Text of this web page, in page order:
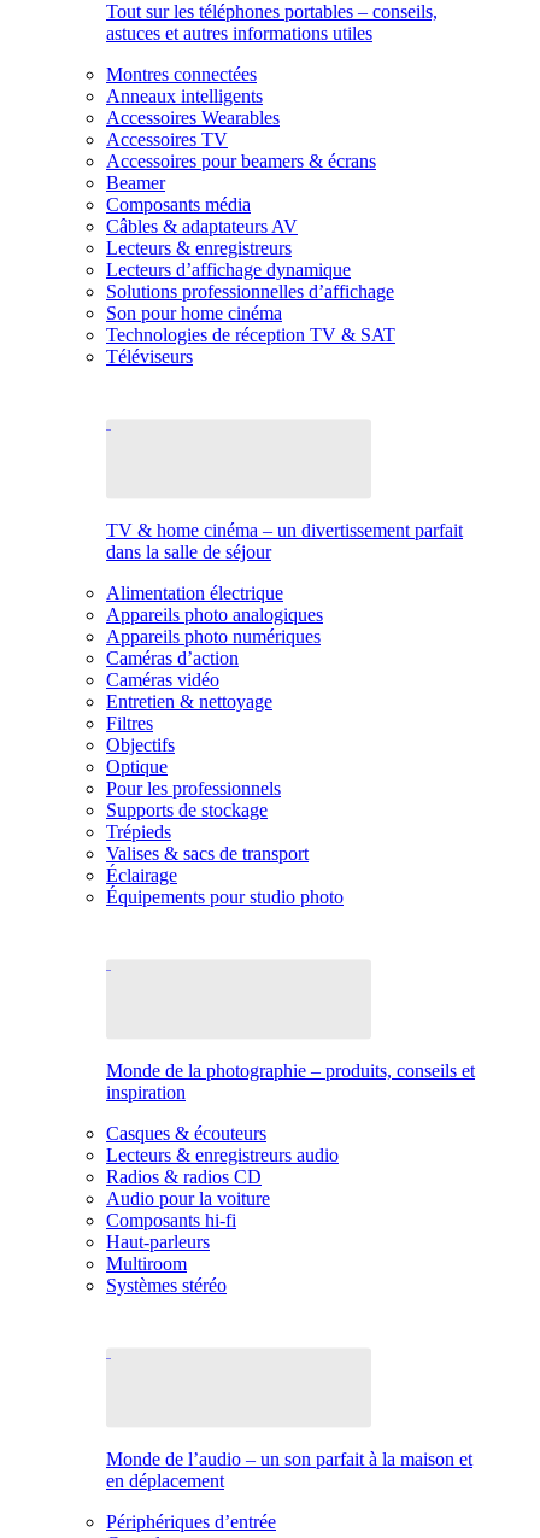
Tout sur les téléphones portables – conseils,
astuces et autres informations utiles
Montres connectées
Anneaux intelligents
Accessoires Wearables
Accessoires TV
Accessoires pour beamers & écrans
Beamer
Composants média
Câbles & adaptateurs AV
Lecteurs & enregistreurs
Lecteurs d’affichage dynamique
Solutions professionnelles d’affichage
Son pour home cinéma
Technologies de réception TV & SAT
Téléviseurs
TV & home cinéma – un divertissement parfait
dans la salle de séjour
Alimentation électrique
Appareils photo analogiques
Appareils photo numériques
Caméras d’action
Caméras vidéo
Entretien & nettoyage
Filtres
Objectifs
Optique
Pour les professionnels
Supports de stockage
Trépieds
Valises & sacs de transport
Éclairage
Équipements pour studio photo
Monde de la photographie – produits, conseils et
inspiration
Casques & écouteurs
Lecteurs & enregistreurs audio
Radios & radios CD
Audio pour la voiture
Composants hi-fi
Haut-parleurs
Multiroom
Systèmes stéréo
Monde de l’audio – un son parfait à la maison et
en déplacement
Périphériques d’entrée